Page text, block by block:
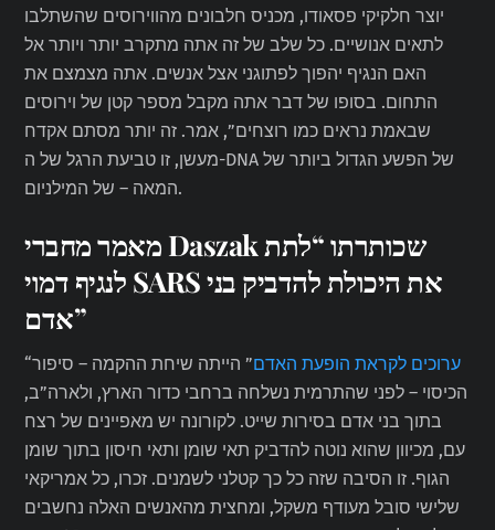
יוצר חלקיקי פסאודו, מכניס חלבונים מהווירוסים שהשתלבו
לתאים אנושיים. כל שלב של זה אתה מתקרב יותר ויותר אל
האם הנגיף יהפוך לפתוגני אצל אנשים. אתה מצמצם את
התחום. בסופו של דבר אתה מקבל מספר קטן של וירוסים
שבאמת נראים כמו רוצחים”, אמר. זה יותר מסתם אקדח
מעשן, זו טביעת הרגל של ה-DNA של הפשע הגדול ביותר של
המאה – של המילניום.
מאמר מחברי Daszak שכותרתו “לתת
לנגיף דמוי SARS את היכולת להדביק בני
אדם”
“ ערוכים לקראת הופעת האדם” הייתה שיחת ההקמה – סיפור
הכיסוי – לפני שהתרמית נשלחה ברחבי כדור הארץ, ולארה”ב,
בתוך בני אדם בסירות שייט. לקורונה יש מאפיינים של רצח
עם, מכיוון שהוא נוטה להדביק תאי שומן ותאי חיסון בתוך שומן
הגוף. זו הסיבה שזה כל כך קטלני לשמנים. זכרו, כל אמריקאי
שלישי סובל מעודף משקל, ומחצית מהאנשים האלה נחשבים